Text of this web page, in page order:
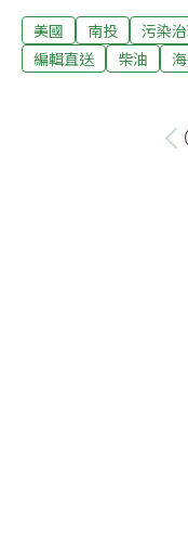
將民意帶回報告。（
不排除發動全民監督
妥協，且不排除發動
美國 南投 污染
編輯直送
柴油